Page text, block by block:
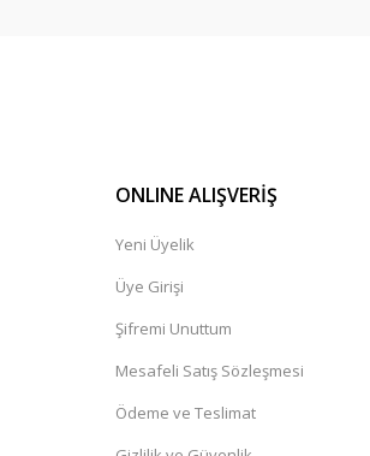
ONLINE ALIŞVERİŞ
Yeni Üyelik
Üye Girişi
Şifremi Unuttum
Mesafeli Satış Sözleşmesi
Ödeme ve Teslimat